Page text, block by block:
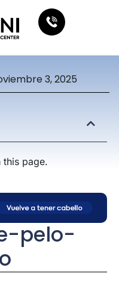
3, 2025
this page.
pelo-